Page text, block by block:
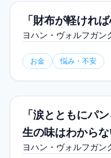
「財布が軽けれ
ヨハン・ヴォルフガン
お金 悩み・不安
「涙とともにパ
生の味はわからな
ヨハン・ヴォルフガン